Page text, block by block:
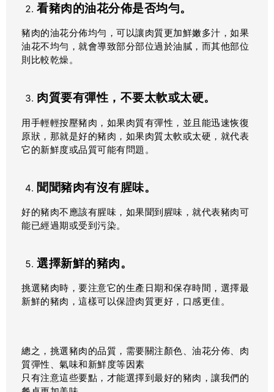
看豬肉的油花分佈是否均勻。
豬肉的油花分佈均勻，可以讓肉質更加鮮嫩多汁，如果
油花不均勻，就會導致部分部位過於油膩，而其他部位
則比較乾燥。
肉質要有彈性，不要太軟或太硬。
用手輕輕按壓豬肉，如果肉質有彈性，並且能迅速恢復
原狀，那就是好的豬肉，如果肉質太軟或太硬，就代表
它的新鮮度或品質可能有問題。
聞聞豬肉有沒有腥味。
好的豬肉不應該有腥味，如果聞到腥味，就代表豬肉可
能已經過期或受到污染。
選擇新鮮的豬肉。
挑選豬肉時，要注意它的生產日期和保存時間，選擇最
新鮮的豬肉，這樣可以保證肉質更好，口感更佳。
總之，挑選豬肉的品質，需要關注顏色、油花分佈、肉
質彈性、氣味和新鮮度等因素
只有注意這些要點，才能選擇到最好的豬肉，讓我們的